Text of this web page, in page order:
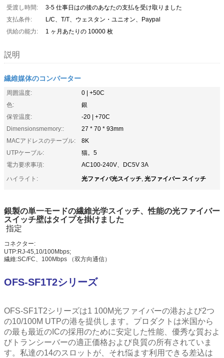
受渡し時間:
3-5 仕事日はの後のあなたの支払を受け取りました
支払条件:
L/C、T/T、ウェスタン・ユニオン、Paypal
供給の能力:
1 ヶ月あたりの 10000 枚
説明
繊維媒体のコンバーター
周囲温度:
0 | +50C
色:
銀
保管温度:
-20 | +70C
Dimensionsmemory::
27 * 70 * 93mm
MACアドレスのテーブル:
8K
UTPケーブル:
猫。5
電力要求事項:
AC100-240V、DC5V 3A
ハイライト:
光ファイバ光スイッチ, 光ファイバー スイッチ
銀製の単一モードの繊維光学スイッチ、性能の光ファイバー
スイッチ壁はタイプを掛けました
指定
コネクター:
UTP:RJ-45,10/100Mbps;
繊維:SC/FC、100Mbps （双方向通信）
OFS-SF1T2シリーズ
OFS-SF1T2シリーズは1 100M光ファイバーの港および2つ
の10/100M UTPの港を提供します。プロダクトは米国から
の最も最近のICの採用のために安定した性能、優秀な質およ
びトランシーバーの適正価格および良質の所有されていま
す。私達の14のスロットが、それ悩ます利用できる差込は